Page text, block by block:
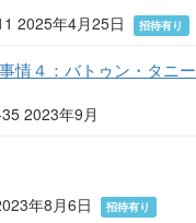
2025年4月25日
招待有り
情４：バトゥン・タニ
2023年9月
年8月6日
招待有り